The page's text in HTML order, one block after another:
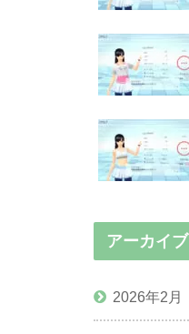
アーカイブ
2026年2月